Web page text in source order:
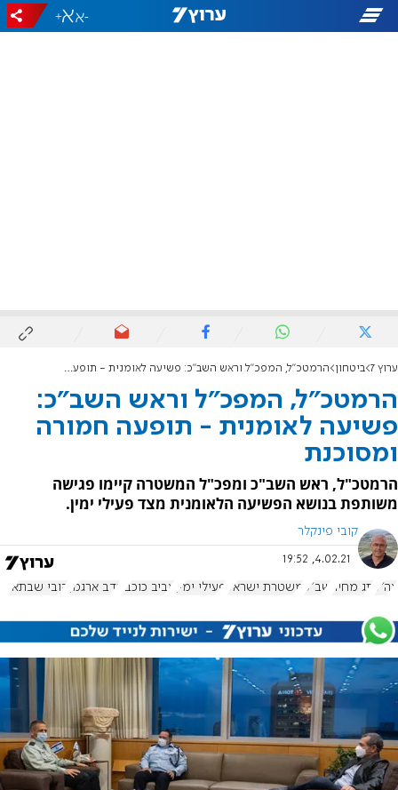
-
+
ערוץ 7 ביטחון הרמטכ"ל, המפכ"ל וראש השב"כ: פשיעה לאומנית - תופעה חמורה ומסוכנת
הרמטכ"ל, המפכ"ל וראש השב"כ:
פשיעה לאומנית - תופעה חמורה
ומסוכנת
הרמטכ"ל, ראש השב"כ ומפכ"ל המשטרה קיימו פגישה
משותפת בנושא הפשיעה הלאומנית מצד פעילי ימין.
קובי פינקלר
4.02.21, 19:52
צה"ל תג מחיר שב"כ משטרת ישראל פעילי ימין אביב כוכבי נדב ארגמן קובי שבתאי